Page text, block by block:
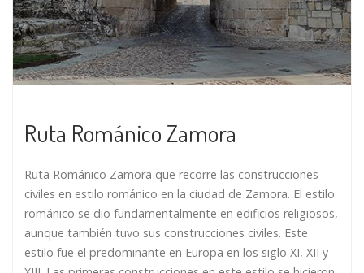
Ruta Románico Zamora
Ruta Románico Zamora que recorre las construcciones
civiles en estilo románico en la ciudad de Zamora. El estilo
románico se dio fundamentalmente en edificios religiosos,
aunque también tuvo sus construcciones civiles. Este
estilo fue el predominante en Europa en los siglo XI, XII y